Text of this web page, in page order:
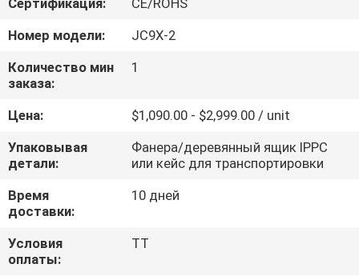
КОНТРОЛЬ
КАЧЕСТВА
СВЯЖИТЕСЬ
С
НАМИ
НОВОСТИ
СЛУЧАИ
Сертификация:
CE/ROHS
Номер модели:
JC9X-2
Количество мин
заказа:
1
Цена:
$1,090.00 - $2,999.00 / unit
Упаковывая
детали:
Фанера/деревянный ящик IPPC
или кейс для транспортировки
Время
доставки:
10 дней
Условия
оплаты:
ТТ